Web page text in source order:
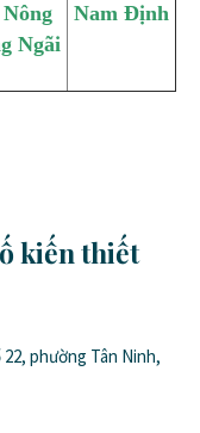
Ngãi
Nam Định
kiến thiết
phường Tân Ninh,